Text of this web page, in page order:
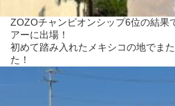
ZOZOチャンピオンシップ6位の結果
アーに出場！
初めて踏み入れたメキシコの地でま
た！